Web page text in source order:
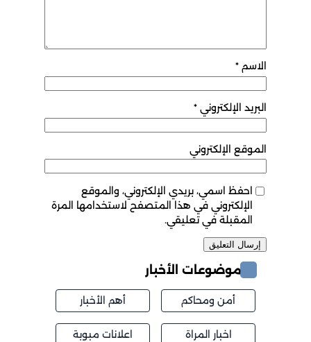
الاسم *
البريد الإلكتروني *
الموقع الإلكتروني
احفظ اسمي، بريدي الإلكتروني، والموقع
الإلكتروني في هذا المتصفح لاستخدامها المرة
المقبلة في تعليقي.
موضوعات الأخبار
أمن ومحاكم أهم الأخبار
اخبار المراة اعلانات مبوبة